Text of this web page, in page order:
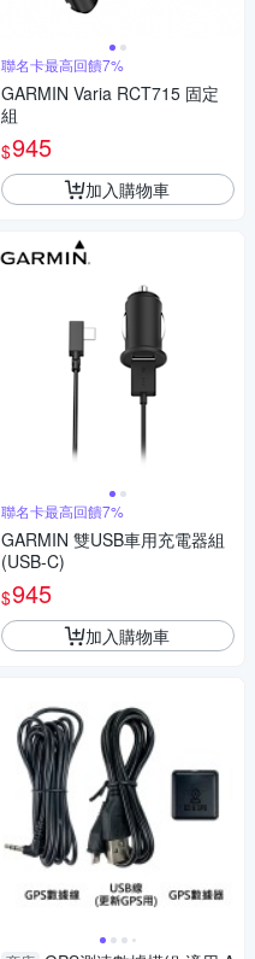
聯名卡最高回饋7%
GARMIN Varia RCT715 固定
組
$945
加入購物車
聯名卡最高回饋7%
GARMIN 雙USB車用充電器組
(USB-C)
$945
加入購物車